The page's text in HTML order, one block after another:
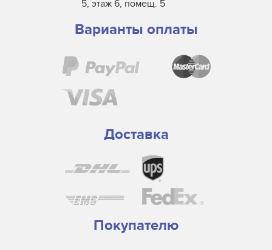
5, этаж 6, помещ. 5
Варианты оплаты
Доставка
Покупателю